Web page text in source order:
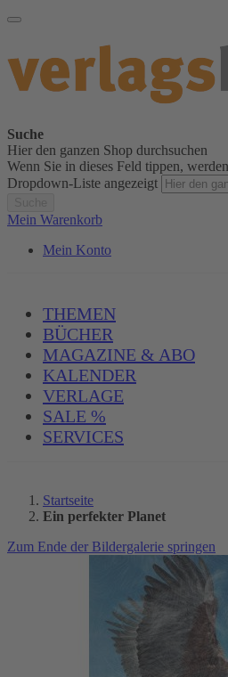
Suche
Hier den ganzen Shop durchsuchen
Wenn Sie in dieses Feld tippen,
Dropdown-Liste angezeigt
Mein Warenkorb
Mein Konto
THEMEN
BÜCHER
MAGAZINE & ABO
KALENDER
VERLAGE
SALE %
SERVICES
Startseite
Ein perfekter Planet
Zum Ende der Bildergalerie springen